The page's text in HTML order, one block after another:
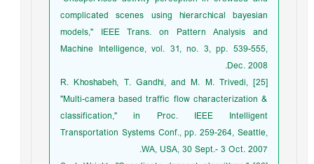
complicated scenes using hierarchical bayesian
models," IEEE Trans. on Pattern Analysis and
Machine Intelligence, vol. 31, no. 3, pp. 539-555,
Dec. 2008.
[25] R. Khoshabeh, T. Gandhi, and M. M. Trivedi,
"Multi-camera based traffic flow characterization &
classification," in Proc. IEEE Intelligent
Transportation Systems Conf., pp. 259-264, Seattle,
WA, USA, 30 Sept.- 3 Oct. 2007.